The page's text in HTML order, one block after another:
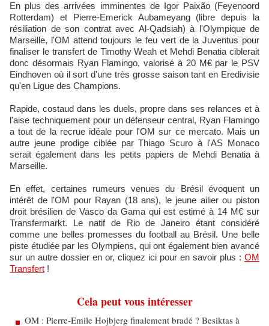
En plus des arrivées imminentes de Igor Paixão (Feyenoord
Rotterdam) et Pierre-Emerick Aubameyang (libre depuis la
résiliation de son contrat avec Al-Qadsiah) à l'Olympique de
Marseille, l'OM attend toujours le feu vert de la Juventus pour
finaliser le transfert de Timothy Weah et Mehdi Benatia ciblerait
donc désormais Ryan Flamingo, valorisé à 20 M€ par le PSV
Eindhoven où il sort d'une très grosse saison tant en Eredivisie
qu'en Ligue des Champions.
Rapide, costaud dans les duels, propre dans ses relances et à
l'aise techniquement pour un défenseur central, Ryan Flamingo
a tout de la recrue idéale pour l'OM sur ce mercato. Mais un
autre jeune prodige ciblée par Thiago Scuro à l'AS Monaco
serait également dans les petits papiers de Mehdi Benatia à
Marseille.
En effet, certaines rumeurs venues du Brésil évoquent un
intérêt de l'OM pour Rayan (18 ans), le jeune ailier ou piston
droit brésilien de Vasco da Gama qui est estimé à 14 M€ sur
Transfermarkt. Le natif de Rio de Janeiro étant considéré
comme une belles promesses du football au Brésil. Une belle
piste étudiée par les Olympiens, qui ont également bien avancé
sur un autre dossier en or, cliquez ici pour en savoir plus : OM
Transfert !
Cela peut vous intéresser
OM : Pierre-Emile Hojbjerg finalement bradé ? Besiktas à